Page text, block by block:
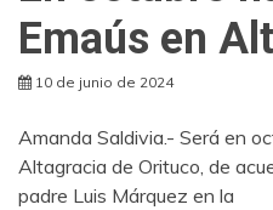
Emaús en
10 de junio de 2024
Amanda Saldivia.- Será en
Altagracia de Orituco, de
padre Luis Márquez en la